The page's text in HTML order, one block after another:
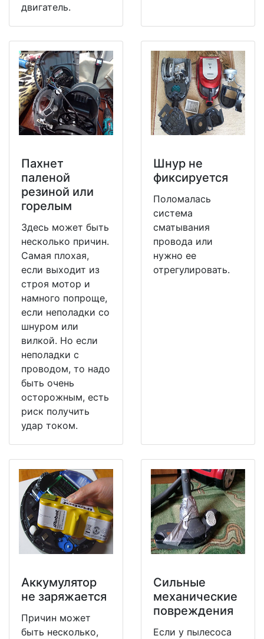
двигатель.
Пахнет
паленой
резиной или
горелым
Здесь может быть
несколько причин.
Самая плохая,
если выходит из
строя мотор и
намного попроще,
если неполадки со
шнуром или
вилкой. Но если
неполадки с
проводом, то надо
быть очень
осторожным, есть
риск получить
удар током.
Шнур не
фиксируется
Поломалась
система
сматывания
провода или
нужно ее
отрегулировать.
Аккумулятор
не заряжается
Причин может
быть несколько,
Сильные
механические
повреждения
Если у пылесоса